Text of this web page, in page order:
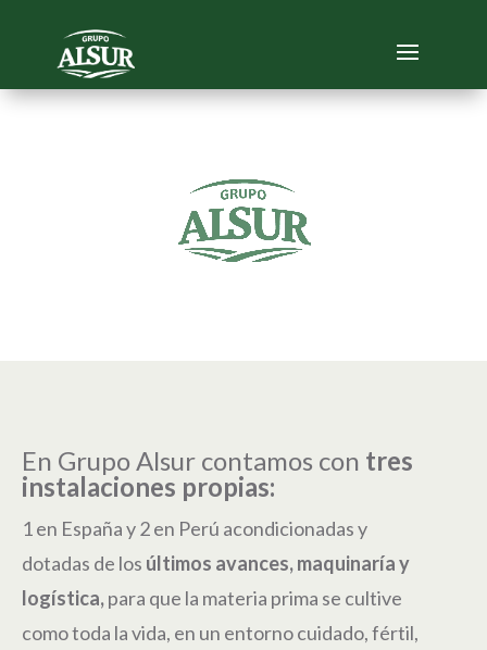
Reproductor
En Grupo Alsur contamos con tres
instalaciones propias:
1 en España y 2 en Perú acondicionadas y
dotadas de los últimos avances, maquinaría y
logística,para que la materia prima se cultive
como toda la vida, en un entorno cuidado, fértil,